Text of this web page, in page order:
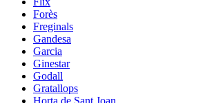
Forès
Freginals
Gandesa
Garcia
Ginestar
Godall
Gratallops
Horta de Sant Joan